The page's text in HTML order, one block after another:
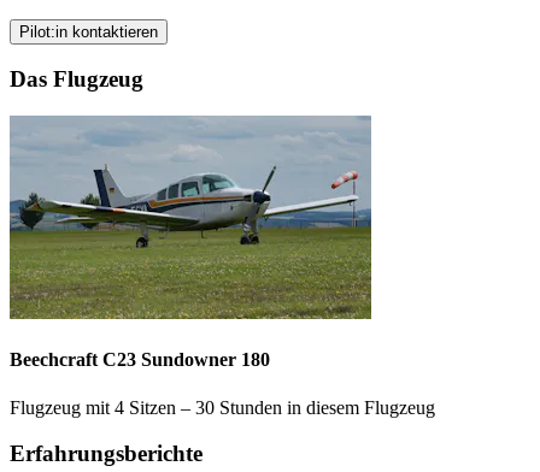
Pilot:in kontaktieren
Das Flugzeug
Beechcraft C23 Sundowner 180
Flugzeug mit 4 Sitzen – 30 Stunden in diesem Flugzeug
Erfahrungsberichte